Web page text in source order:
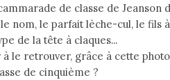
de classe de Jeanson
nom, le parfait lèche-cul, le fils à
de la tête à claques...
à le retrouver, grâce à cette
de cinquième ?